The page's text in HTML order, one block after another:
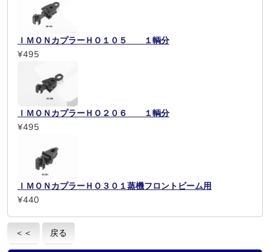
ＩＭＯＮカプラーＨＯ１０５ １輌分
¥495
ＩＭＯＮカプラーＨＯ２０６ １輌分
¥495
ＩＭＯＮカプラーＨＯ３０１蒸機フロントビーム用
¥440
＜＜ 戻る